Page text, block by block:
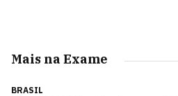
Mais na Exame
BRASIL